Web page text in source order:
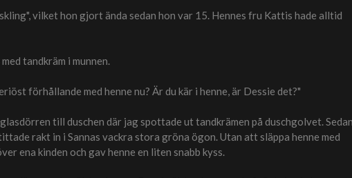
vilket hon gjort ända sedan hon var 15. Hennes fru Kattis hade alltid
tandkräm i munnen.
förhållande med henne nu? Är du kär i henne, är Dessie det?"
till duschen där jag spottade ut tandkrämen på duschgolvet. Sedan
rakt in i Sannas vackra stora gröna ögon. Utan att släppa henne med
ena kinden och gav henne en liten snabb kyss.